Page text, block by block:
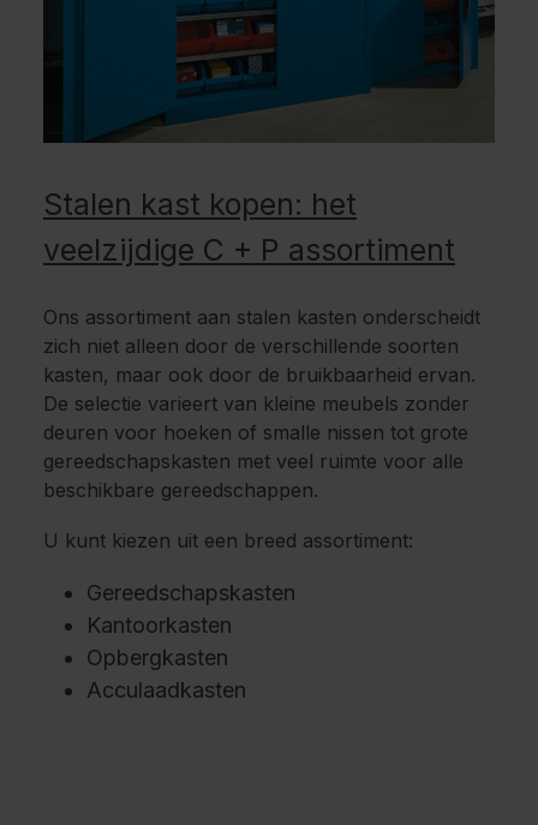
Stalen kast kopen: het
veelzijdige C + P assortiment
Ons assortiment aan stalen kasten onderscheidt
zich niet alleen door de verschillende soorten
kasten, maar ook door de bruikbaarheid ervan.
De selectie varieert van kleine meubels zonder
deuren voor hoeken of smalle nissen tot grote
gereedschapskasten met veel ruimte voor alle
beschikbare gereedschappen.
U kunt kiezen uit een breed assortiment:
Gereedschapskasten
Kantoorkasten
Opbergkasten
Acculaadkasten